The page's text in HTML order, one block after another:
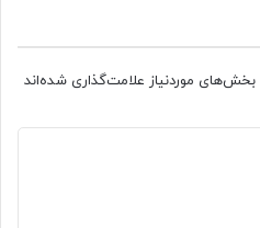
بخش‌های موردنیاز علامت‌گذاری شده‌اند